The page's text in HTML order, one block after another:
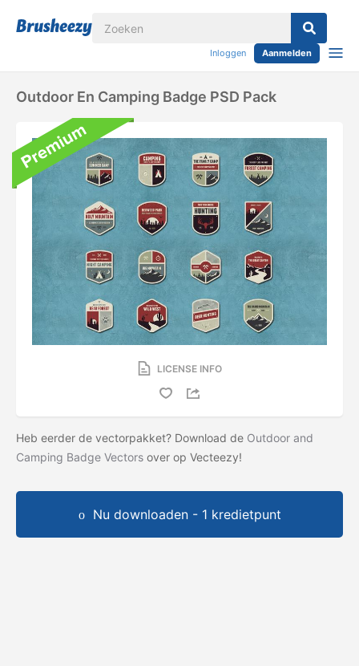
Inloggen Aanmelden
Outdoor En Camping Badge PSD Pack
LICENSE INFO
Heb eerder de vectorpakket? Download de Outdoor and
Camping Badge Vectors over op Vecteezy!
Nu downloaden - 1 kredietpunt